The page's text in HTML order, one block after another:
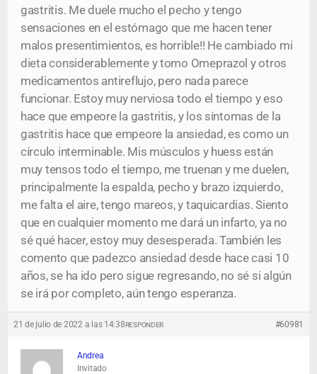
gastritis. Me duele mucho el pecho y tengo
sensaciones en el estómago que me hacen tener
malos presentimientos, es horrible!! He cambiado mi
dieta considerablemente y tomo Omeprazol y otros
medicamentos antireflujo, pero nada parece
funcionar. Estoy muy nerviosa todo el tiempo y eso
hace que empeore la gastritis, y los síntomas de la
gastritis hace que empeore la ansiedad, es como un
círculo interminable. Mis músculos y huess están
muy tensos todo el tiempo, me truenan y me duelen,
principalmente la espalda, pecho y brazo izquierdo,
me falta el aire, tengo mareos, y taquicardias. Siento
que en cualquier momento me dará un infarto, ya no
sé qué hacer, estoy muy desesperada. También les
comento que padezco ansiedad desde hace casi 10
años, se ha ido pero sigue regresando, no sé si algún
se irá por completo, aún tengo esperanza.
21 de julio de 2022 a las 14:38 #60981
RESPONDER
Andrea
Invitado